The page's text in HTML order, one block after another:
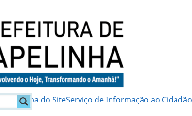
Mapa do SiteServiço de Informação ao Cidadão